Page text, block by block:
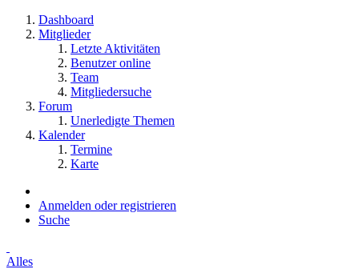
Dashboard
Mitglieder
Letzte Aktivitäten
Benutzer online
Team
Mitgliedersuche
Forum
Unerledigte Themen
Kalender
Termine
Karte
Anmelden oder registrieren
Suche
Alles